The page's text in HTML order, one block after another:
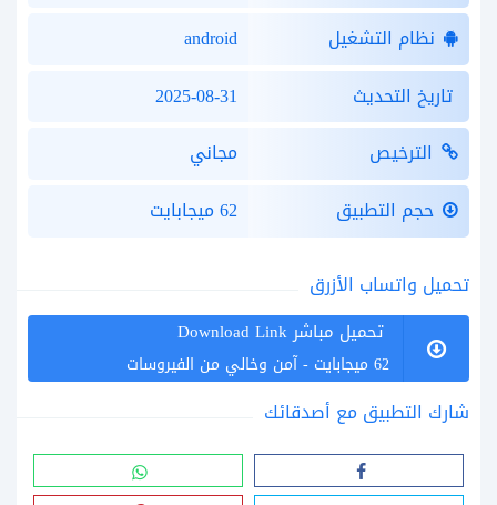
نظام التشغيل
android
تاريخ التحديث
2025-08-31
الترخيص
مجاني
حجم التطبيق
62 ميجابايت
تحميل واتساب الأزرق
تحميل مباشر Download Link
62 ميجابايت - آمن وخالي من الفيروسات
شارك التطبيق مع أصدقائك